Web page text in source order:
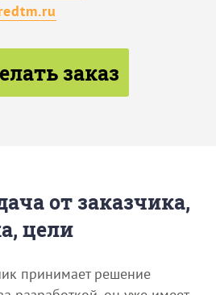
заказ
от заказчика,
цели
принимает решение